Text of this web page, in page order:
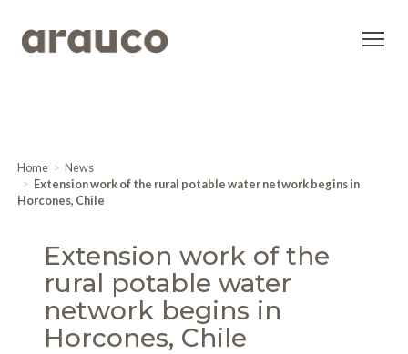
Home
News
Extension work of the rural potable water network begins in
Horcones, Chile
Extension work of the
rural potable water
network begins in
Horcones, Chile